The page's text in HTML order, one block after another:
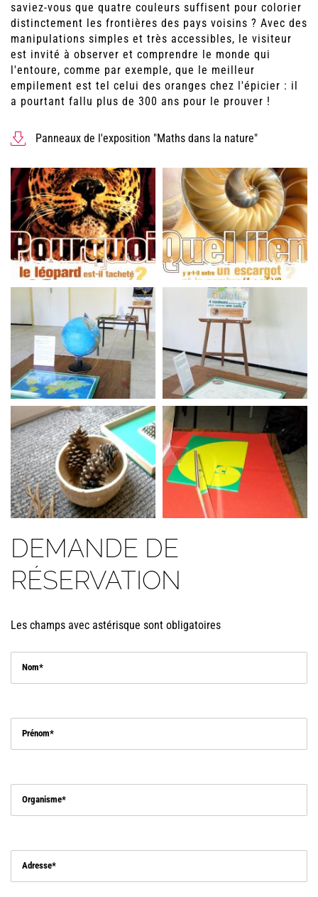
saviez-vous que quatre couleurs suffisent pour colorier
distinctement les frontières des pays voisins ? Avec des
manipulations simples et très accessibles, le visiteur
est invité à observer et comprendre le monde qui
l'entoure, comme par exemple, que le meilleur
empilement est tel celui des oranges chez l'épicier : il
a pourtant fallu plus de 300 ans pour le prouver !
Panneaux de l'exposition "Maths dans la nature"
DEMANDE DE
RÉSERVATION
Les champs avec astérisque sont obligatoires
Nom
Prénom
Organisme
Adresse